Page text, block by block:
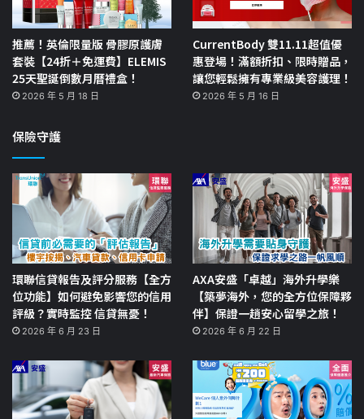
推薦！英倫限量版 骨膠原護膚
套裝【24折＋免運費】ELEMIS
25天聖誕倒數月曆禮盒！
2026 年 5 月 18 日
CurrentBody 雙11.11超值優
惠登場！滿額折扣、限時贈品，
讓您輕鬆擁有專業級美容護理！
2026 年 5 月 16 日
保險守護
環聯信貸報告及評分服務【全方
位功能】如何避免影響您的信用
評級？實時監控 信貸無憂！
2026 年 6 月 23 日
AXA安盛「卓越」海外升學樂
【築夢海外，您的全方位保障夥
伴】保證一趟安心留學之旅！
2026 年 6 月 22 日